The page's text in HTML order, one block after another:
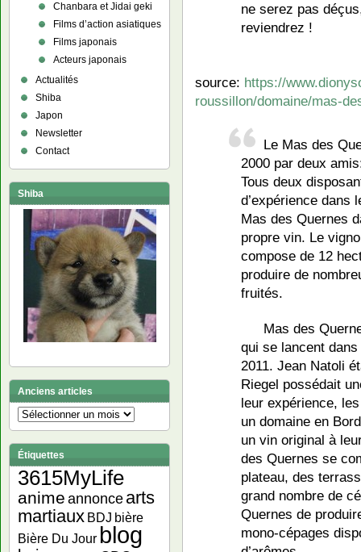
ne serez pas
reviendrez !
source: https://
roussillon/domaine/mas-
Le Mas des
2000 par deux
Tous deux
d’expérience dans
Mas des Quernes
propre vin. Le
compose de 12
produire de
fruités.
Mas des
qui se lancent dans
2011. Jean Natoli
Riegel possédait
leur expérience,
un domaine en
un vin original à
des Quernes se
plateau, des
grand nombre de
Quernes de
mono-cépages
Chanbara et Jidai geki
Films d’action asiatiques
Films japonais
Acteurs japonais
Actualités
Shiba
Japon
Newsletter
Contact
Shiba
Anciens articles
Anciens
articles
Étiquettes
3615MyLife
anime annonce arts
martiaux BDJ bière
Bière Du Jour blog